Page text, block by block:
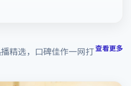
精选，口碑佳作一网打查看更多